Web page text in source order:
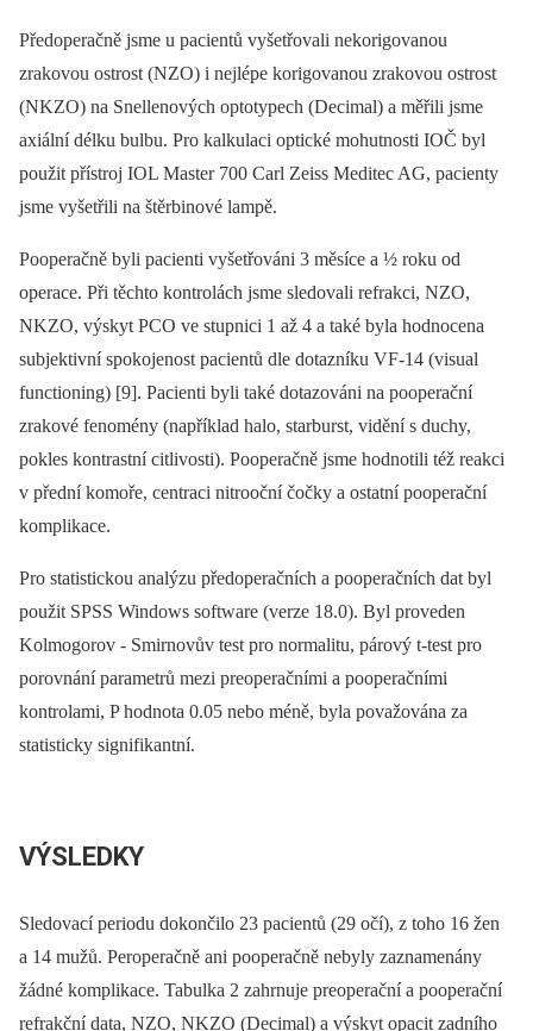
Předoperačně jsme u pacientů vyšetřovali nekorigovanou
zrakovou ostrost (NZO) i nejlépe korigovanou zrakovou ostrost
(NKZO) na Snellenových optotypech (Decimal) a měřili jsme
axiální délku bulbu. Pro kalkulaci optické mohutnosti IOČ byl
použit přístroj IOL Master 700 Carl Zeiss Meditec AG, pacienty
jsme vyšetřili na štěrbinové lampě.
Pooperačně byli pacienti vyšetřováni 3 měsíce a ½ roku od
operace. Při těchto kontrolách jsme sledovali refrakci, NZO,
NKZO, výskyt PCO ve stupnici 1 až 4 a také byla hodnocena
subjektivní spokojenost pacientů dle dotazníku VF-14 (visual
functioning) [9]. Pacienti byli také dotazováni na pooperační
zrakové fenomény (například halo, starburst, vidění s duchy,
pokles kontrastní citlivosti). Pooperačně jsme hodnotili též reakci
v přední komoře, centraci nitrooční čočky a ostatní pooperační
komplikace.
Pro statistickou analýzu předoperačních a pooperačních dat byl
použit SPSS Windows software (verze 18.0). Byl proveden
Kolmogorov -⁠ Smirnovův test pro normalitu, párový t-test pro
porovnání parametrů mezi preoperačními a pooperačními
kontrolami, P hodnota 0.05 nebo méně, byla považována za
statisticky signifikantní.
VÝSLEDKY
Sledovací periodu dokončilo 23 pacientů (29 očí), z toho 16 žen
a 14 mužů. Peroperačně ani pooperačně nebyly zaznamenány
žádné komplikace. Tabulka 2 zahrnuje preoperační a pooperační
refrakční data, NZO, NKZO (Decimal) a výskyt opacit zadního